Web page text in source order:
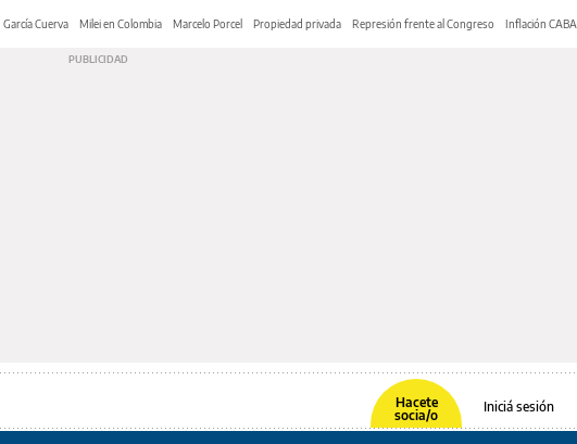
García Cuerva Milei en Colombia Marcelo Porcel Propiedad privada Represión frente al Congreso Inflación CABA
Hacete
socia/o
Iniciá sesión